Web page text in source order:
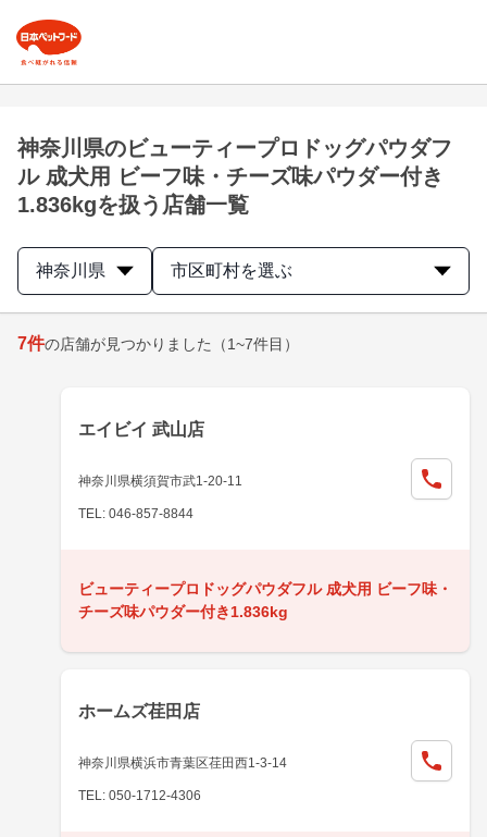
神奈川県のビューティープロドッグパウダフ
ル 成犬用 ビーフ味・チーズ味パウダー付き
1.836kgを扱う店舗一覧
神奈川県 市区町村を選ぶ
7件の店舗が見つかりました （1~7件目）
エイビイ 武山店
神奈川県横須賀市武1-20-11
TEL: 046-857-8844
ビューティープロドッグパウダフル 成犬用 ビーフ味・
チーズ味パウダー付き1.836kg
ホームズ荏田店
神奈川県横浜市青葉区荏田西1-3-14
TEL: 050-1712-4306